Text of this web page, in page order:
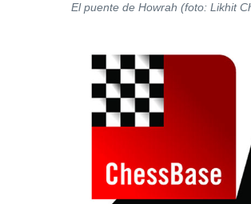
El puente de Howrah (foto: Likhit